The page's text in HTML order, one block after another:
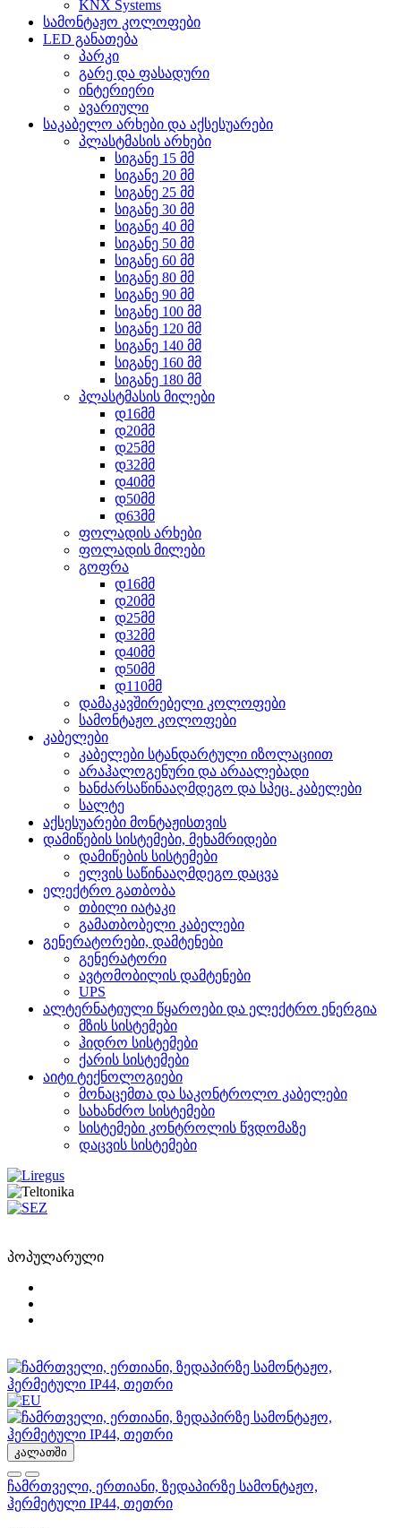
KNX Systems
სამონტაჟო კოლოფები
LED განათება
პარკი
გარე და ფასადური
ინტერიერი
ავარიული
საკაბელო არხები და აქსესუარები
პლასტმასის არხები
სიგანე 15 მმ
სიგანე 20 მმ
სიგანე 25 მმ
სიგანე 30 მმ
სიგანე 40 მმ
სიგანე 50 მმ
სიგანე 60 მმ
სიგანე 80 მმ
სიგანე 90 მმ
სიგანე 100 მმ
სიგანე 120 მმ
სიგანე 140 მმ
სიგანე 160 მმ
სიგანე 180 მმ
პლასტმასის მილები
დ16მმ
დ20მმ
დ25მმ
დ32მმ
დ40მმ
დ50მმ
დ63მმ
ფოლადის არხები
ფოლადის მილები
გოფრა
დ16მმ
დ20მმ
დ25მმ
დ32მმ
დ40მმ
დ50მმ
დ110მმ
დამაკავშირებელი კოლოფები
სამონტაჟო კოლოფები
კაბელები
კაბელები სტანდარტული იზოლაციით
არაჰალოგენური და არაალებადი
ხანძარსაწინააღმდეგო და სპეც. კაბელები
სალტე
აქსესუარები მონტაჟისთვის
დამიწების სისტემები, მეხამრიდები
დამიწების სისტემები
ელვის საწინააღმდეგო დაცვა
ელექტრო გათბობა
თბილი იატაკი
გამათბობელი კაბელები
გენერატორები, დამტენები
გენერატორი
ავტომობილის დამტენები
UPS
ალტერნატიული წყაროები და ელექტრო ენერგია
მზის სისტემები
ჰიდრო სისტემები
ქარის სისტემები
აიტი ტექნოლოგიები
მონაცემთა და საკონტროლო კაბელები
სახანძრო სისტემები
სისტემები კონტროლის წვდომაზე
დაცვის სისტემები
პოპულარული
კალათში
ჩამრთველი, ერთიანი, ზედაპირზე სამონტაჟო,
ჰერმეტული IP44, თეთრი